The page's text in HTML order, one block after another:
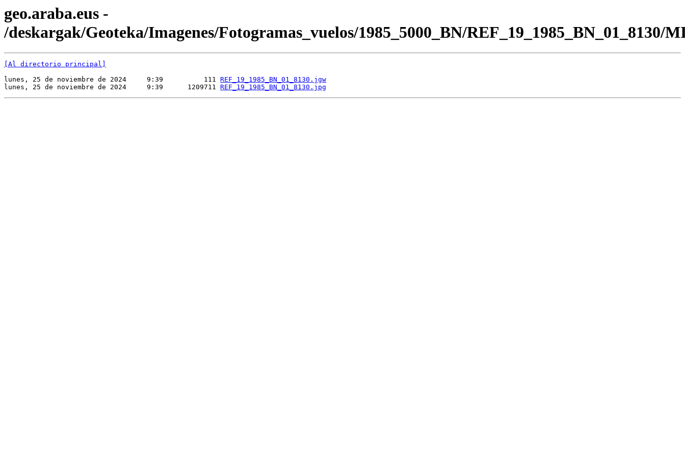
geo.araba.eus -
/deskargak/Geoteka/Imagenes/Fotogramas_vuelos/1985_5000_BN/REF_19_1985_BN_01_8130/
[Al directorio principal]
lunes, 25 de noviembre de 2024     9:39          111 REF_19_1985_BN_01_8130.jgw
lunes, 25 de noviembre de 2024     9:39      1209711 REF_19_1985_BN_01_8130.jpg